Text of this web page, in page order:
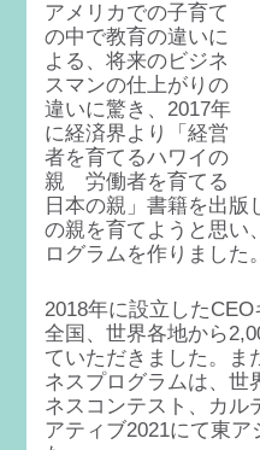
アメリカでの子育て
の中で教育の違いに
よる、将来のビジネ
スマンの仕上がりの
違いに驚き、2017年
に経済界より「経営
者を育てるハワイの
親 労働者を育てる
日本の親」書籍を出版
の親を育てようと思い
ログラムを作りました。
2018年に設立した
全国、世界各地から
ていただきました。ま
ネスプログラムは、世
ネスコンテスト、カル
アティブ2021にて東